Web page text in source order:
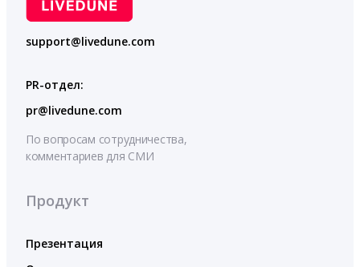
support@livedune.com
PR-отдел:
pr@livedune.com
По вопросам сотрудничества,
комментариев для СМИ
Продукт
Презентация